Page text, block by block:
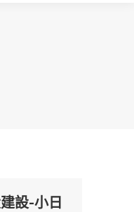
設-小日